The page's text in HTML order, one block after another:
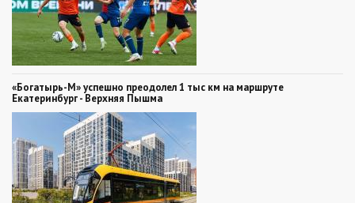
«Богатырь-М» успешно преодолел 1 тыс км на маршруте
Екатеринбург - Верхняя Пышма